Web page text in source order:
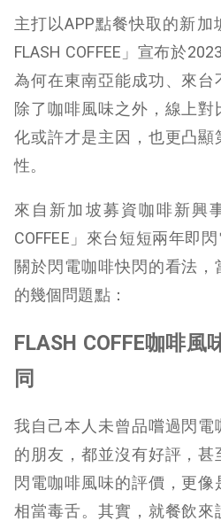
主打以APP點餐快取的新
FLASH COFFEE」宣布於
為何在東南亞能成功、來台
除了咖啡風味之外，線上
化或許才是主因，也更凸
性。
來自新加坡募資咖啡新興
COFFEE」來台短短兩年即
關於閃電咖啡快閃的看法
的幾個問題點：
FLASH COFFE咖啡風
同
我自己本人未曾品嚐過閃電
的朋友，都並沒有好評，
閃電咖啡風味的評價，更像
相當毒舌。其實，就餐飲來